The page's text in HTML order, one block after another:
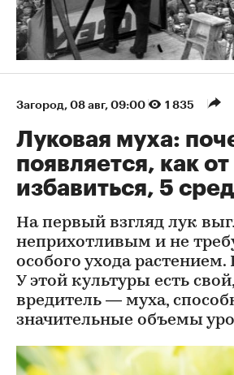
Загород 08 авг, 09:00 1 835
Луковая муха:
появляется, как
избавиться, 5
На первый взгляд лук
неприхотливым и не
особого ухода растением.
У этой культуры есть
вредитель — муха,
значительные объемы